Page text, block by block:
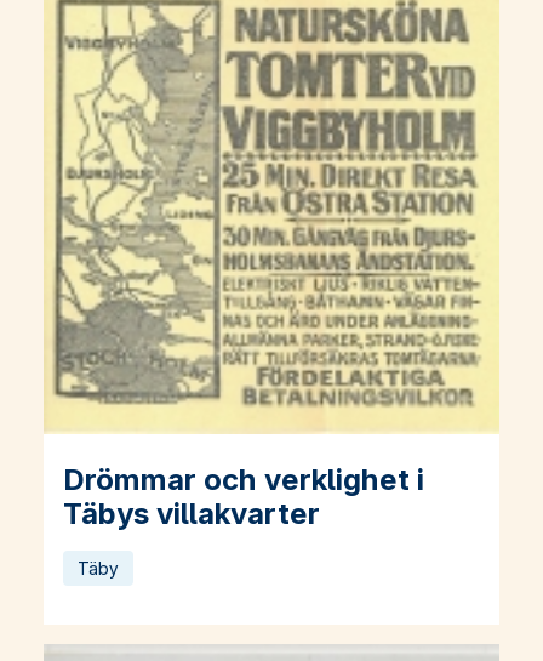
Drömmar och verklighet i
Täbys villakvarter
Läs mer om Drömmar och verklighet i Täbys villakvarter
Täby